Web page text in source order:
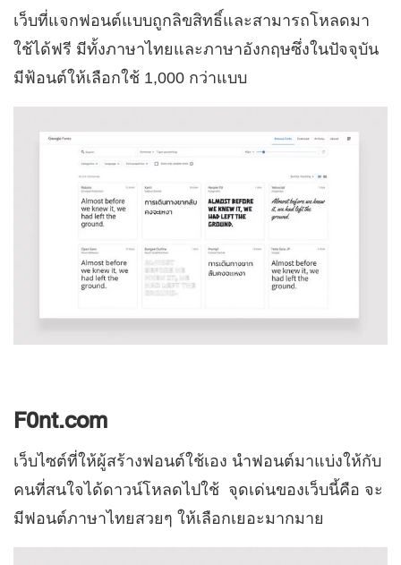
เว็บที่แจกฟอนต์แบบถูกลิขสิทธิ์และสามารถโหลดมา
ใช้ได้ฟรี มีทั้งภาษาไทยและภาษาอังกฤษซึ่งในปัจจุบัน
มีฟ้อนต์ให้เลือกใช้ 1,000 กว่าแบบ
F0nt.com
เว็บไซต์ที่ให้ผู้สร้างฟอนต์ใช้เอง นำฟอนต์มาแบ่งให้กับ
คนที่สนใจได้ดาวน์โหลดไปใช้ จุดเด่นของเว็บนี้คือ จะ
มีฟอนต์ภาษาไทยสวยๆ ให้เลือกเยอะมากมาย